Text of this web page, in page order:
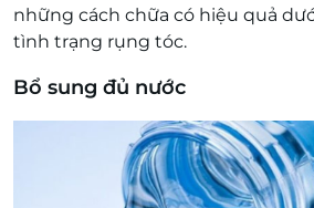
những cách chữa có hiệu quả
tình trạng rụng tóc.
Bổ sung đủ nước